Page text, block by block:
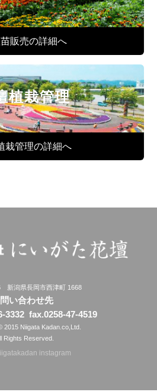
販売の詳細へ
植栽管理
栽管理の詳細へ
新潟県長岡市西津町 1668
い合わせ先
3332fax.0258-47-4519
2015 Niigata Kadan.co,Ltd.
Rights Reserved.
instagram